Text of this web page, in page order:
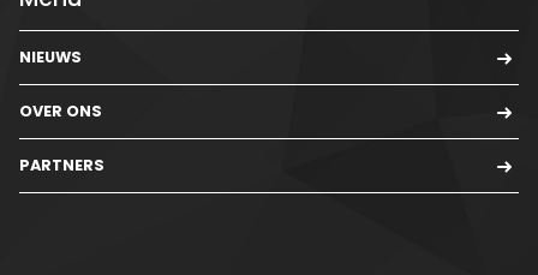
NIEUWS
OVER ONS
PARTNERS